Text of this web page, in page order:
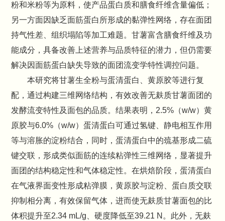
粉和米粉等为原料，使产品蛋白质和膳食纤维含量偏低；
另一方面因缺乏面筋蛋白所形成的黏弹性网络，存在面团
持气性差、组织塌陷等加工难题。甘薯富含膳食纤维及功
能成分，具备改善上述营养与品质特征的潜力，但仍需要
解决因面筋蛋白缺失导致的面团流变学特性调控问题。
本研究将甘薯生全粉与蛋清蛋白、黄原胶等进行复
配，通过构建三维网络结构，有效改善无麸质甘薯面团的
发酵流变特性及面包的品质。结果表明，2.5%（w/w）黄
原胶与6.0%（w/w）蛋清蛋白可通过氢键、静电相互作用
等与溶胀的淀粉结合，同时，蛋清蛋白中的巯基形成二硫
键交联，形成类似面筋的连续粘弹性三维网络，显著提升
面团的结构稳定性和气体稳定性。在烘焙阶段，蛋清蛋白
在气液界面变性形成粘弹膜，黄原胶与淀粉、蛋白质交联
抑制相分离，有效保留气体，进而使无麸质甘薯面包的比
体积提升至2.34 mL/g、硬度降低至39.21 N。此外，无麸